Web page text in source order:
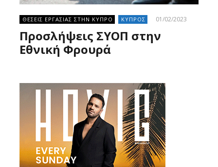
ΘΕΣΕΙΣ ΕΡΓΑΣΙΑΣ ΣΤΗΝ ΚΥΠΡΟ ΚΥΠΡΟΣ 01/02/2023
Προσλήψεις ΣΥΟΠ στην
Εθνική Φρουρά